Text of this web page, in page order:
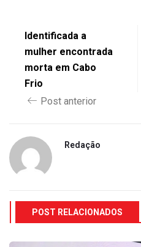
Identificada a
mulher encontrada
morta em Cabo
Frio
Post anterior
Redação
POST RELACIONADOS